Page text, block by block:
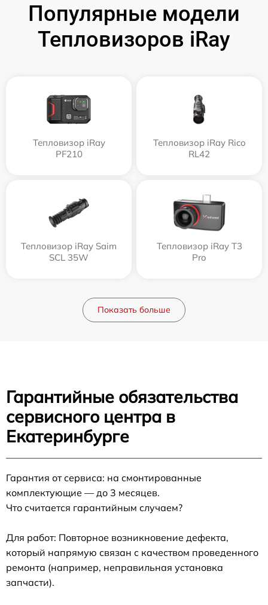
Популярные модели
Тепловизоров iRay
Тепловизор iRay
PF210
Тепловизор iRay Rico
RL42
Тепловизор iRay Saim
SCL 35W
Тепловизор iRay T3
Pro
Показать больше
Гарантийные обязательства
сервисного центра в
Екатеринбурге
Гарантия от сервиса: на смонтированные
комплектующие — до 3 месяцев.
Что считается гарантийным случаем?
Для работ: Повторное возникновение дефекта,
который напрямую связан с качеством проведенного
ремонта (например, неправильная установка
запчасти).